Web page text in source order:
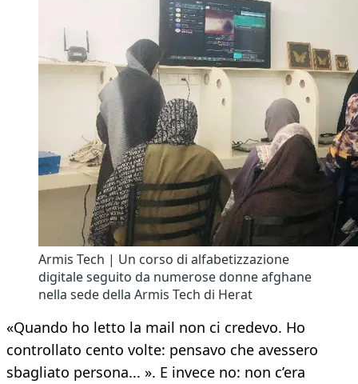
Armis Tech | Un corso di alfabetizzazione
digitale seguito da numerose donne afghane
nella sede della Armis Tech di Herat
«Quando ho letto la mail non ci credevo. Ho
controllato cento volte: pensavo che avessero
sbagliato persona... ». E invece no: non c’era